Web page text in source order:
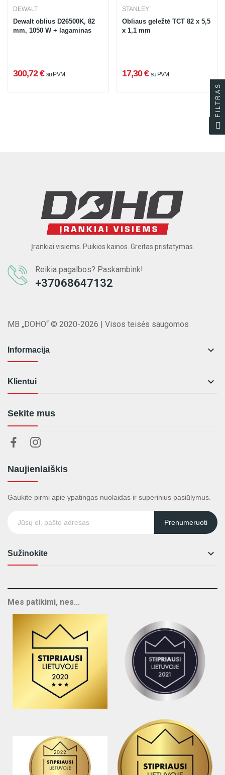
DEWALT
Dewalt oblius D26500K, 82
mm, 1050 W + lagaminas
300,72 € su PVM
STANLEY
Obliaus geležtė TCT 82 x 5,5
x 1,1 mm
17,30 € su PVM
Įrankiai visiems. Puikios kainos. Greitas pristatymas.
Reikia pagalbos? Paskambink!
+37068647132
MB „DOHO“ © 2020-2026 | Visos teisės saugomos
Informacija 
Klientui 
Sekite mus
Naujienlaiškis
Gaukite pirmi apie ypatingas nuolaidas ir superinius pasiūlymus.
Prenumeruoti
Sužinokite 
Mes patikimi, nes...
FILTRAS